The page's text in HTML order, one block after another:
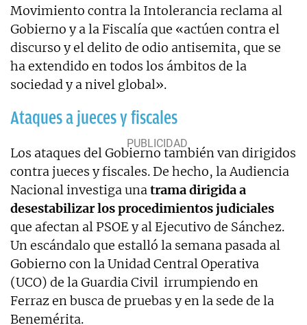
Movimiento contra la Intolerancia reclama al
Gobierno y a la Fiscalía que «actúen contra el
discurso y el delito de odio antisemita, que se
ha extendido en todos los ámbitos de la
sociedad y a nivel global».
Ataques a jueces y fiscales
Los ataques del Gobierno también van dirigidos
contra jueces y fiscales. De hecho, la Audiencia
Nacional investiga unatrama dirigida a
desestabilizar los procedimientos judiciales
que afectan al PSOE y al Ejecutivo de Sánchez.
Un escándalo que estalló la semana pasada al
Gobierno con la Unidad Central Operativa
(UCO) de la Guardia Civil irrumpiendo en
Ferraz en busca de pruebas y en la sede de la
Benemérita.